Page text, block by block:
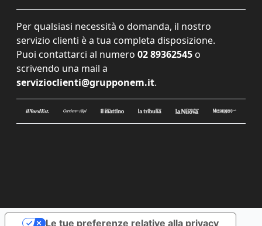
Per qualsiasi necessità o domanda, il nostro
servizio clienti è a tua completa disposizione.
Puoi contattarci al numero 02 89362545 o
scrivendo una mail a
servizioclienti@grupponem.it.
Le tue preferenze relative alla privacy